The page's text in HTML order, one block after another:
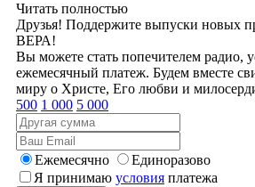
Читать полностью
Друзья! Поддержите выпуски новых
ВЕРА!
Вы можете стать попечителем радио,
ежемесячный платеж. Будем вместе
миру о Христе, Его любви и
500 1 000 5 000
Ежемесячно
Единоразово
Я принимаю условия платежа